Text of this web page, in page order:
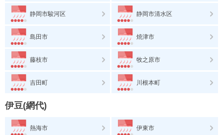
静岡市駿河区 静岡市清水区
島田市 焼津市
藤枝市 牧之原市
吉田町 川根本町
伊豆(網代)
熱海市 伊東市